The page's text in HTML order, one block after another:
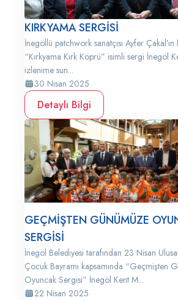
KIRKYAMA SERGİSİ
İnegöllü patchwork sanatçısı Ayfer Çakal’ın
“Kırkyama Kırk Köprü” isimli sergi İnegöl
izlenime sun...
30 Nisan 2025
Detaylı Bilgi
GEÇMİŞTEN GÜNÜMÜZE
SERGİSİ
İnegöl Belediyesi tarafından 23 Nisan
Çocuk Bayramı kapsamında “Geçmişten
Oyuncak Sergisi” İnegöl Kent M...
22 Nisan 2025